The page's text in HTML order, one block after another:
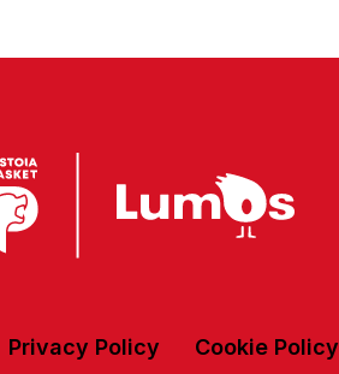
Privacy Policy Cookie Policy